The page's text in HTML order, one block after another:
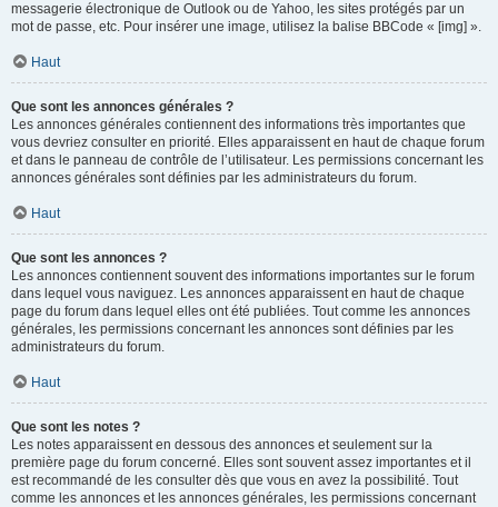
messagerie électronique de Outlook ou de Yahoo, les sites protégés par un
mot de passe, etc. Pour insérer une image, utilisez la balise BBCode « [img] ».
Haut
Que sont les annonces générales ?
Les annonces générales contiennent des informations très importantes que
vous devriez consulter en priorité. Elles apparaissent en haut de chaque forum
et dans le panneau de contrôle de l’utilisateur. Les permissions concernant les
annonces générales sont définies par les administrateurs du forum.
Haut
Que sont les annonces ?
Les annonces contiennent souvent des informations importantes sur le forum
dans lequel vous naviguez. Les annonces apparaissent en haut de chaque
page du forum dans lequel elles ont été publiées. Tout comme les annonces
générales, les permissions concernant les annonces sont définies par les
administrateurs du forum.
Haut
Que sont les notes ?
Les notes apparaissent en dessous des annonces et seulement sur la
première page du forum concerné. Elles sont souvent assez importantes et il
est recommandé de les consulter dès que vous en avez la possibilité. Tout
comme les annonces et les annonces générales, les permissions concernant